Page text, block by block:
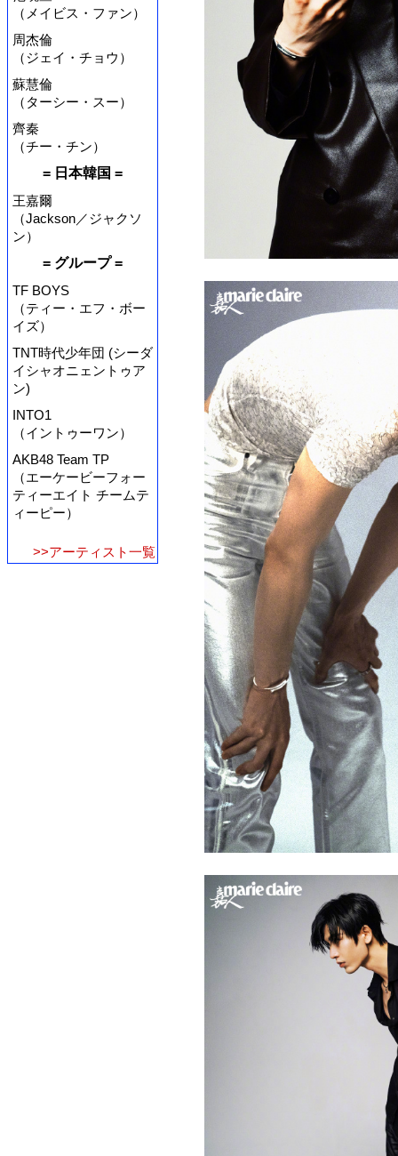
（メイビス・ファン）
周杰倫
（ジェイ・チョウ）
蘇慧倫
（ターシー・スー）
齊秦
（チー・チン）
= 日本韓国 =
王嘉爾
（Jackson／ジャクソ
ン）
= グループ =
TF BOYS
（ティー・エフ・ボー
イズ）
TNT時代少年団 (シーダ
イシャオニェントゥア
ン)
INTO1
（イントゥーワン）
AKB48 Team TP
（エーケービーフォー
ティーエイト チームテ
ィーピー）
>>アーティスト一覧